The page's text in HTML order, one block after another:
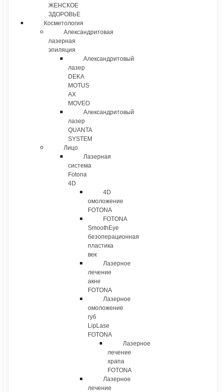
ЖЕНСКОЕ
ЗДОРОВЬЕ
Косметология
Александритовая
лазерная
эпиляция
Александритовый
лазер
DEKA
MOTUS
AX
MOVEO
Александритовый
лазер
QUANTA
SYSTEM
Лицо
Лазерная
система
Fotona
4D
4D
омоложение
FOTONA
FOTONA
SmoothEye
безоперационная
пластика
век
Лазерное
лечение
акне
FOTONA
Лазерное
омоложение
губ
LipLase
FOTONA
Лазерное
лечение
храпа
FOTONA
Лазерное
лечение